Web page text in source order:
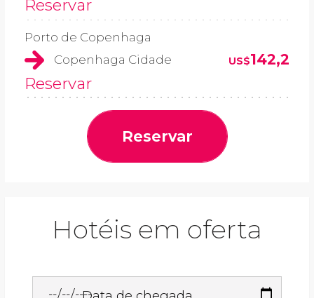
Reservar
Porto de Copenhaga
Copenhaga Cidade
US$142,2
Reservar
Reservar
Hotéis em oferta